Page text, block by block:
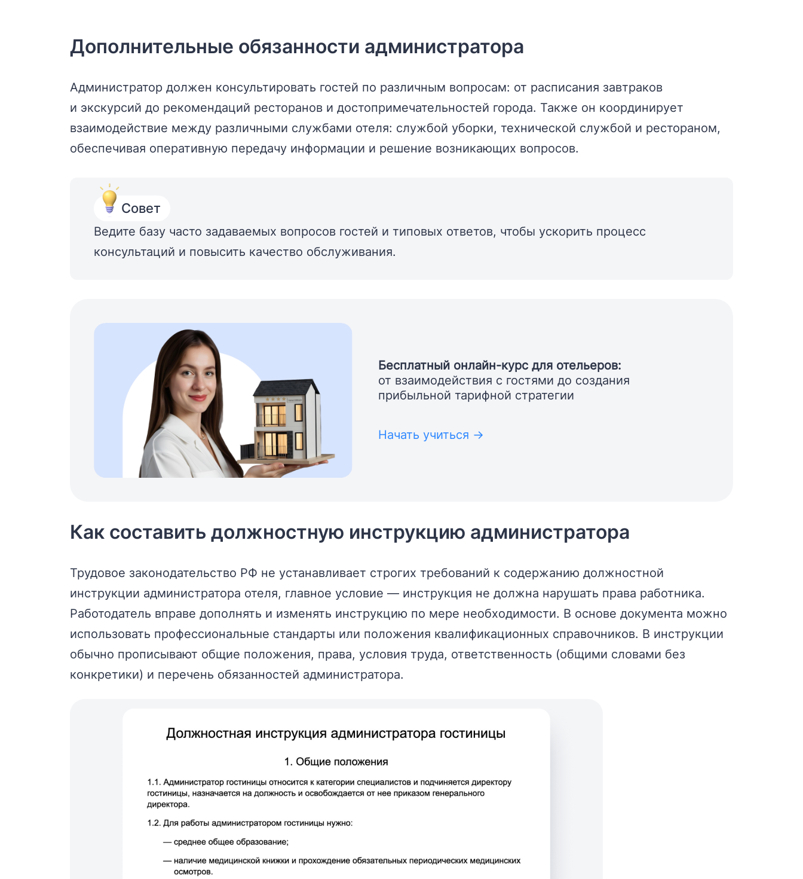
Дополнительные обязанности администратора
Администратор должен консультировать гостей по различным вопросам: от расписания завтраков
и экскурсий до рекомендаций ресторанов и достопримечательностей города. Также он координирует
взаимодействие между различными службами отеля: службой уборки, технической службой и рестораном,
обеспечивая оперативную передачу информации и решение возникающих вопросов.
Совет
Ведите базу часто задаваемых вопросов гостей и типовых ответов, чтобы ускорить процесс
консультаций и повысить качество обслуживания.
Бесплатный онлайн-курс для отельеров:
от взаимодействия с гостями до создания
прибыльной тарифной стратегии
Начать учиться →
Как составить должностную инструкцию администратора
Трудовое законодательство РФ не устанавливает строгих требований к содержанию должностной
инструкции администратора отеля, главное условие — инструкция не должна нарушать права работника.
Работодатель вправе дополнять и изменять инструкцию по мере необходимости. В основе документа можно
использовать профессиональные стандарты или положения квалификационных справочников. В инструкции
обычно прописывают общие положения, права, условия труда, ответственность (общими словами без
конкретики) и перечень обязанностей администратора.